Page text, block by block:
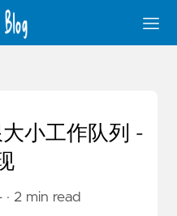
小工作队列 -
· 2 min read